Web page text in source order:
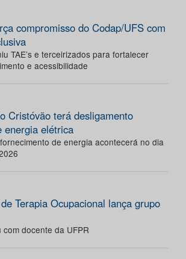
compromisso do Codap/UFS com
TAE’s e terceirizados para fortalecer
e acessibilidade
Cristóvão terá desligamento
energia elétrica
de energia acontecerá no dia
Terapia Ocupacional lança grupo
docente da UFPR